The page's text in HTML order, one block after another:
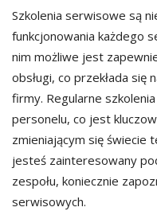
Szkolenia serwisowe są
funkcjonowania każdego
nim możliwe jest
obsługi, co przekłada się
firmy. Regularne
personelu, co jest
zmieniającym się świecie
jesteś zainteresowany
zespołu, koniecznie
serwisowych.